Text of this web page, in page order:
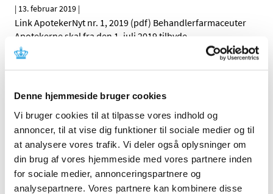
Denne hjemmeside bruger cookies
Vi bruger cookies til at tilpasse vores indhold og
annoncer, til at vise dig funktioner til sociale medier og til
at analysere vores trafik. Vi deler også oplysninger om
din brug af vores hjemmeside med vores partnere inden
for sociale medier, annonceringspartnere og
analysepartnere. Vores partnere kan kombinere disse
| 13. februar 2019 |
Link ApotekerNyt nr. 1, 2019 (pdf) Behandlerfarmaceuter
Apotekerne skal fra den 1. juli 2019 tilbyde
TID
2023 (1)
2022 (2)
2020 (1)
2019 (3)
juni (1)